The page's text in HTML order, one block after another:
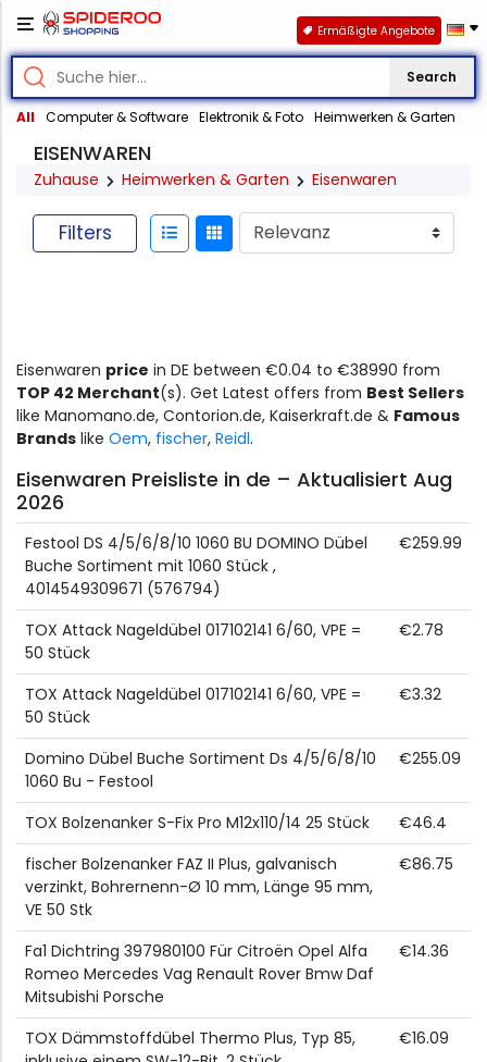
Search
All Computer & Software Elektronik & Foto Heimwerken & Garten
Ermäßigte Angebote
EISENWAREN
Zuhause Heimwerken & Garten Eisenwaren
Filters
Eisenwaren price in DE between €0.04 to €38990 from
TOP 42 Merchant(s). Get Latest offers from Best Sellers
like Manomano.de, Contorion.de, Kaiserkraft.de & Famous
Brands like Oem, fischer, Reidl.
Eisenwaren Preisliste in de – Aktualisiert Aug
2026
Festool DS 4/5/6/8/10 1060 BU DOMINO Dübel
Buche Sortiment mit 1060 Stück ,
4014549309671 (576794)
€259.99
TOX Attack Nageldübel 017102141 6/60, VPE =
50 Stück
€2.78
TOX Attack Nageldübel 017102141 6/60, VPE =
50 Stück
€3.32
Domino Dübel Buche Sortiment Ds 4/5/6/8/10
1060 Bu - Festool
€255.09
TOX Bolzenanker S-Fix Pro M12x110/14 25 Stück
€46.4
fischer Bolzenanker FAZ II Plus, galvanisch
verzinkt, Bohrernenn-Ø 10 mm, Länge 95 mm,
VE 50 Stk
€86.75
Fa1 Dichtring 397980100 Für Citroën Opel Alfa
Romeo Mercedes Vag Renault Rover Bmw Daf
Mitsubishi Porsche
€14.36
TOX Dämmstoffdübel Thermo Plus, Typ 85,
€16.09